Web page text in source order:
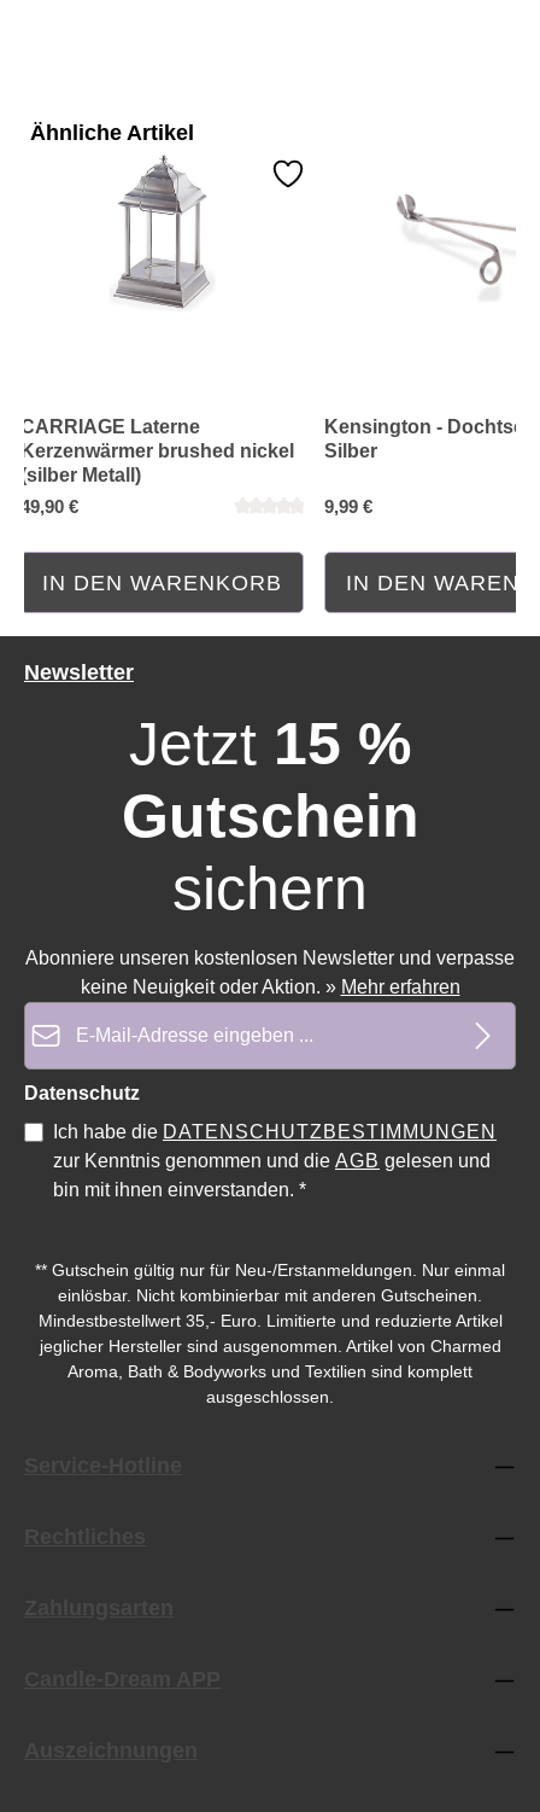
Ähnliche Artikel
CARRIAGE Laterne
Kerzenwärmer brushed nickel
(silber Metall)
49,90 €
Durchschnittliche Bewertung von 0 von 5 Sternen
IN DEN WARENKORB
Kensington -
Silber
9,99 €
Durchschnittliche
IN DEN
Newsletter
Jetzt 15 %
Gutschein
sichern
Abonniere unseren kostenlosen Newsletter und verpasse
keine Neuigkeit oder Aktion. » Mehr erfahren
Datenschutz
Ich habe die DATENSCHUTZBESTIMMUNGEN
zur Kenntnis genommen und die AGB gelesen und
bin mit ihnen einverstanden. *
** Gutschein gültig nur für Neu-/Erstanmeldungen. Nur einmal
einlösbar. Nicht kombinierbar mit anderen Gutscheinen.
Mindestbestellwert 35,- Euro. Limitierte und reduzierte Artikel
jeglicher Hersteller sind ausgenommen. Artikel von Charmed
Aroma, Bath & Bodyworks und Textilien sind komplett
ausgeschlossen.